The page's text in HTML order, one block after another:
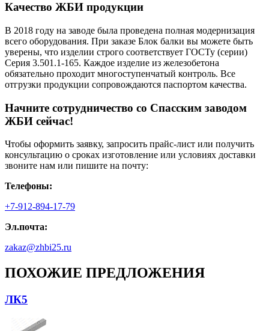
Качество ЖБИ продукции
В 2018 году на заводе была проведена полная модернизация
всего оборудования. При заказе Блок балки вы можете быть
уверены, что изделии строго соответствует ГОСТу (серии)
Серия 3.501.1-165. Каждое изделие из железобетона
обязательно проходит многоступенчатый контроль. Все
отгрузки продукции сопровождаются паспортом качества.
Начните сотрудничество со Cпасским заводом
ЖБИ сейчас!
Чтобы оформить заявку, запросить прайс-лист или получить
консультацию о сроках изготовление или условиях доставки
звоните нам или пишите на почту:
Телефоны:
+7-912-894-17-79
Эл.почта:
zakaz@zhbi25.ru
ПОХОЖИЕ ПРЕДЛОЖЕНИЯ
ЛК5